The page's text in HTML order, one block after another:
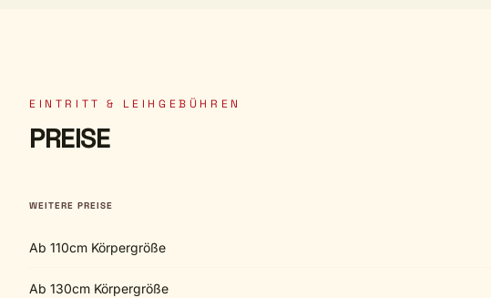
EINTRITT & LEIHGEBÜHREN
PREISE
WEITERE PREISE
Ab 110cm Körpergröße
Ab 130cm Körpergröße